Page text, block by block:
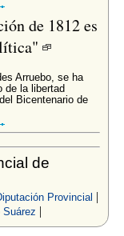
de 1812 es
Arruebo, se ha
de la libertad
Bicentenario de
de
Provincial |
Suárez |